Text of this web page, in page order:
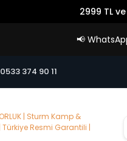
2999 TL
📢
0533 374 90 11